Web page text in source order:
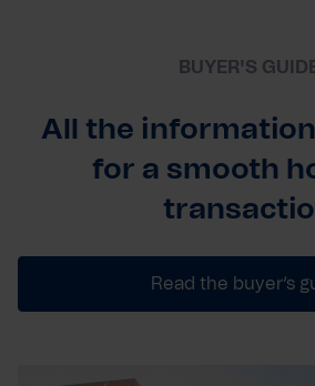
BUYER'S
All the information
for a smooth
Read the buyer’s